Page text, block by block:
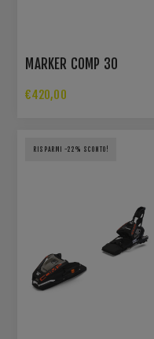
MARKER COMP 30
€420,00
RISPARMI -22% SCONTO!